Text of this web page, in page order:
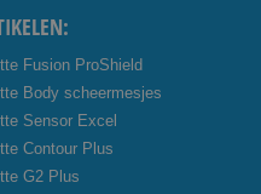
Fusion ProShield
Body scheermesjes
Sensor Excel
Contour Plus
G2 Plus